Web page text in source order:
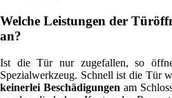
Welche Leistungen der
an?
Ist die Tür nur zugefallen, so
Spezialwerkzeug. Schnell ist die Tür
keinerlei Beschädigungen am